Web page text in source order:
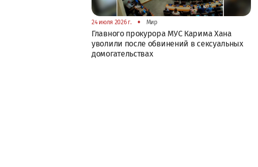
24 июля 2026 г. • Мир
Главного прокурора МУС Карима Хана
уволили после обвинений в сексуальных
домогательствах